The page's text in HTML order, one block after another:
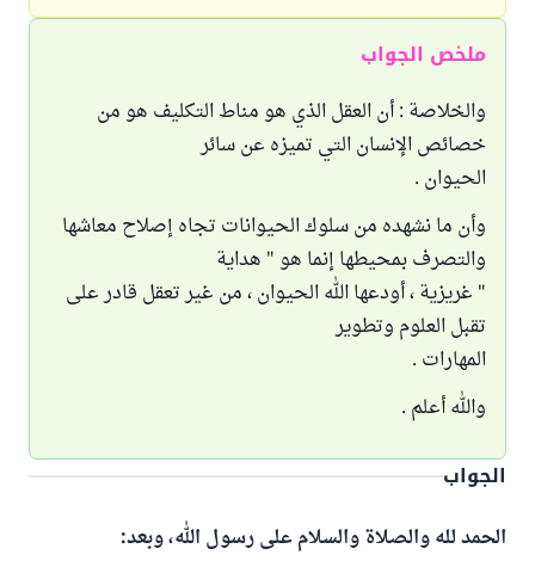
ملخص الجواب
والخلاصة : أن العقل الذي هو مناط التكليف هو من
خصائص الإنسان التي تميزه عن سائر
الحيوان .
وأن ما نشهده من سلوك الحيوانات تجاه إصلاح معاشها
والتصرف بمحيطها إنما هو " هداية
" غريزية ، أودعها الله الحيوان ، من غير تعقل قادر على
تقبل العلوم وتطوير
المهارات .
والله أعلم .
الجواب
الحمد لله والصلاة والسلام على رسول الله، وبعد: